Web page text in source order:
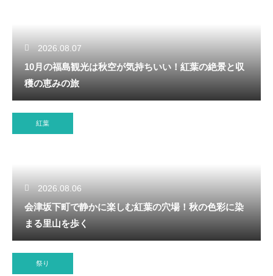
2026.08.07
10月の福島観光は秋空が気持ちいい！紅葉の絶景と収
穫の恵みの旅
紅葉
2026.08.06
会津坂下町で静かに楽しむ紅葉の穴場！秋の色彩に染
まる里山を歩く
祭り